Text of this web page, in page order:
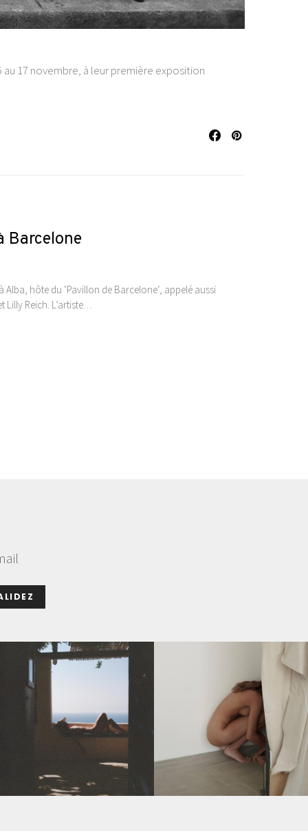
17 novembre, à leur première exposition
Barcelone
hôte du ‘Pavillon de Barcelone‘, appelé aussi
Lilly Reich. L’artiste…